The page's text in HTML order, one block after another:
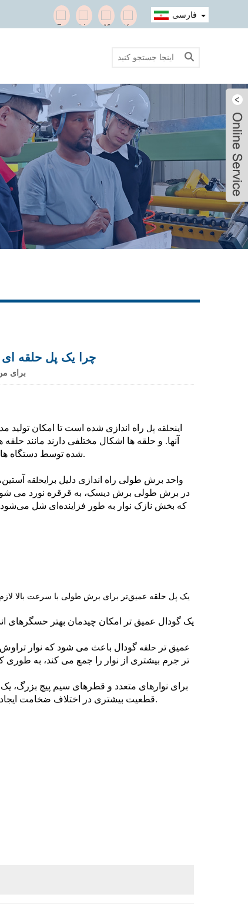
فارسی
چرا یک پل حلقه ای
برای
اینحلقه پل راه اندازی شده است تا امکان تولید
آنها. و حلقه ها اشکال مختلفی دارند مانند
شده توسط دستگاه های کششی و ... که این بار فقط به حلقه های پایه واحدهای برشی طولی می پردازیم.
واحد برش طولی راه اندازی دلیل برایحلقه
در برش طولی برش دیسک، به قرقره نورد می
که بخش نازک نوار به طور فزاینده‌ای شل می‌شود،
یک پل حلقه عمیق‌تر برای برش طولی با سرعت بالا
3. عمیق تر
حلقه گودال باعث می شود که نوار تراوش
تر جرم بیشتری از نوار را جمع می کند، به طوری
برای نوارهای متعدد و قطرهای سیم پیچ بزرگ،
قطعیت بیشتری در اختلاف ضخامت ایجاد می کنند و قطر رول بزرگ برای اختلاف طول انباشته شده توسط نوار بیشتر است.